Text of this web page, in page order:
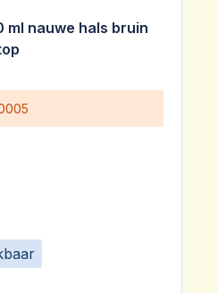
van 5 van 5 sterren
nauwe hals bruin